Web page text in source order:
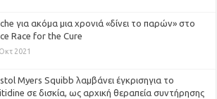
για ακόμα μια χρονιά «δίνει το παρών» στο
Race for the Cure
2021
Myers Squibb λαμβάνει έγκρισηγια το
σε δισκία, ως αρχική θεραπεία συντήρησης